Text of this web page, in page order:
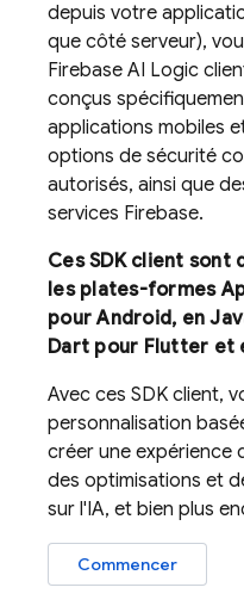
depuis votre
que côté serveur),
Firebase AI Logic
conçus
applications mobiles
options de sécurité
autorisés, ainsi que
services Firebase.
Ces SDK client sont
les plates-formes
pour Android, en
Dart pour Flutter et
Avec ces SDK client,
personnalisation
créer une expérience
des optimisations et
sur l'IA, et bien plus
Commencer